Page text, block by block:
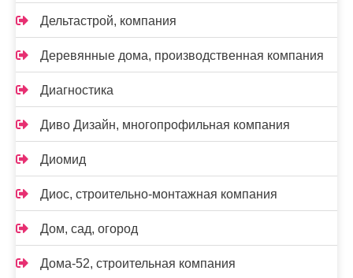
Дельтастрой, компания
Деревянные дома, производственная компания
Диагностика
Диво Дизайн, многопрофильная компания
Диомид
Диос, строительно-монтажная компания
Дом, сад, огород
Дома-52, строительная компания